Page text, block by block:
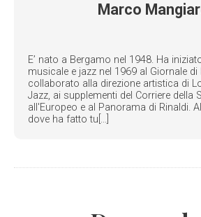
Marco
E’ nato a Bergamo nel 1948. Ha
musicale e jazz nel 1969 al Giornale di
collaborato alla direzione artistica di
Jazz, ai supplementi del Corriere della
all'Europeo e al Panorama di Rinaldi.
dove ha fatto tu[...]